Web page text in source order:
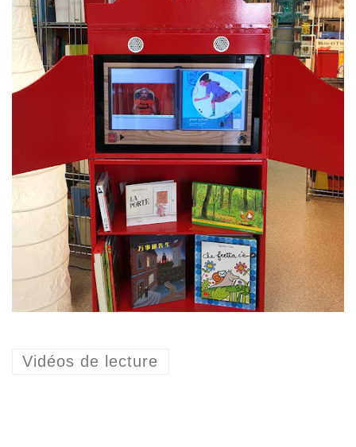
Vidéos de lecture